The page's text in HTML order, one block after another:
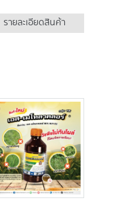
รายละเอียดสินค้า